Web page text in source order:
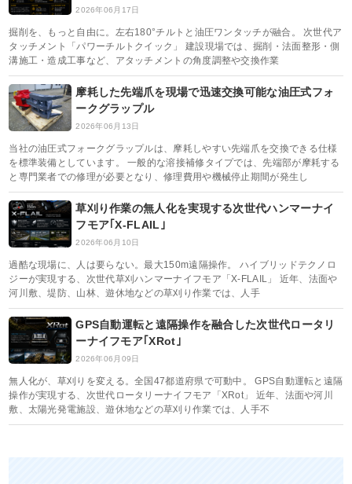
2026年06月17日
掘削を、もっと自由に。左右180°チルトと油圧ワンタッチが融合。 次世代ア
タッチメント「パワーチルトクイック」 建設現場では、掘削・法面整形・側
溝施工・造成工事など、アタッチメントの角度調整や交換作業
摩耗した先端爪を現場で迅速交換可能な油圧式フォ
ークグラップル
2026年06月13日
当社の油圧式フォークグラップルは、摩耗しやすい先端爪を交換できる仕様
を標準装備としています。 一般的な溶接補修タイプでは、先端部が摩耗する
と専門業者での修理が必要となり、修理費用や機械停止期間が発生し
草刈り作業の無人化を実現する次世代ハンマーナイ
フモア｢X-FLAIL｣
2026年06月10日
過酷な現場に、人は要らない。最大150m遠隔操作。 ハイブリッドテクノロ
ジーが実現する、次世代草刈ハンマーナイフモア「X-FLAIL」 近年、法面や
河川敷、堤防、山林、遊休地などの草刈り作業では、人手
GPS自動運転と遠隔操作を融合した次世代ロータリ
ーナイフモア｢XRot｣
2026年06月09日
無人化が、草刈りを変える。全国47都道府県で可動中。 GPS自動運転と遠隔
操作が実現する、次世代ロータリーナイフモア「XRot」 近年、法面や河川
敷、太陽光発電施設、遊休地などの草刈り作業では、人手不